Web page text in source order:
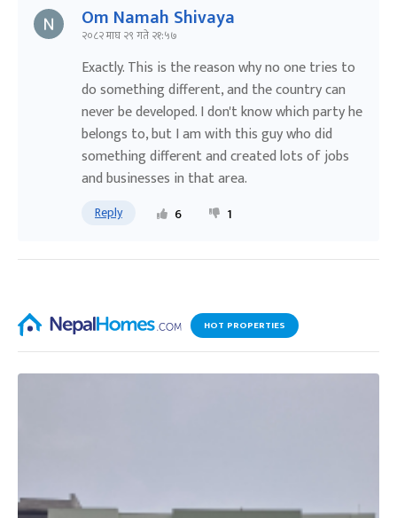
Om Namah Shivaya
२०८२ माघ २९ गते २१:५७
Exactly. This is the reason why no one tries to
do something different, and the country can
never be developed. I don't know which party he
belongs to, but I am with this guy who did
something different and created lots of jobs
and businesses in that area.
Reply 6 1
HOT PROPERTIES